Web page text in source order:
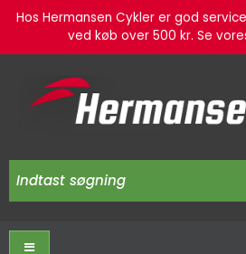
Hos Hermansen Cykler er god
ved køb over 500 kr. Se